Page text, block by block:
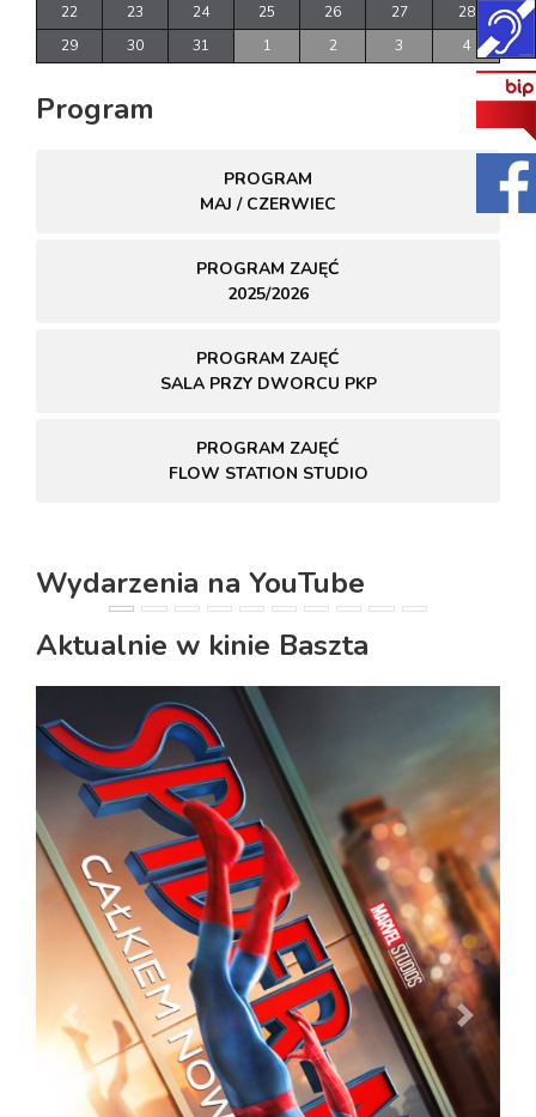
22 23 24 25 26 27
28
29
30 31 1 2 3 4
Program
PROGRAM
MAJ / CZERWIEC
PROGRAM ZAJĘĆ
2025/2026
PROGRAM ZAJĘĆ
SALA PRZY DWORCU PKP
PROGRAM ZAJĘĆ
FLOW STATION STUDIO
Wydarzenia na YouTube
PREVIOUS
Aktualnie w kinie Baszta
PREVIOUS NEXT